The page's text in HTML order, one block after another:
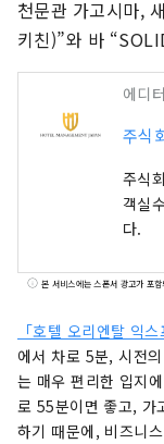
천문관 가고시마,
키친)”와 바
에디터
주식
주식
객실
다.
본 서비스에는 스폰서 광고가 포함
「호텔 오리엔탈 익
에서 차로 5분, 시전
는 매우 편리한 입지
로 55분이면 좋고, 가
하기 때문에, 비즈니